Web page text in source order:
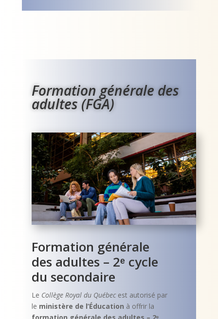
Formation générale des
adultes (FGA)
Formation générale
des adultes – 2ᵉ cycle
du secondaire
Le Collège Royal du Québecest autorisé par
le ministère de l’Éducation à offrir la